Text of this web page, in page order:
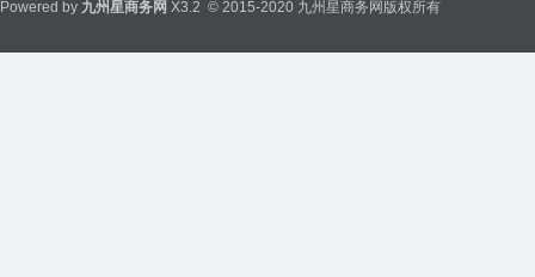
Powered by 九州星商务网 X3.2 © 2015-2020 九州星商务网版权所有